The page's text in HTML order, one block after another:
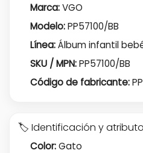
Marca:VGO
Modelo:PP57100/BB
Línea:Álbum infantil
SKU / MPN:PP57100/BB
Código de fabricante:
🏷️ Identificación y
Color:Gato